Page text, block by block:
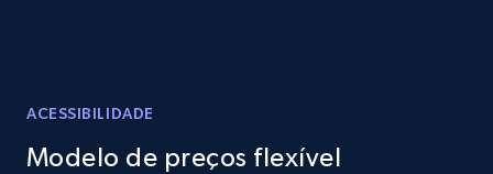
ACESSIBILIDADE
Modelo de preços flexível